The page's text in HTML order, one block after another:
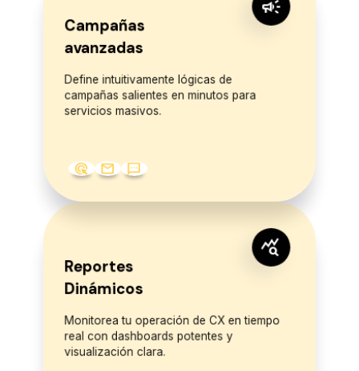
campaign
Campañas
avanzadas
Define intuitivamente lógicas de
campañas salientes en minutos para
servicios masivos.
ads_click mail sms
query_stats
Reportes
Dinámicos
Monitorea tu operación de CX en tiempo
real con dashboards potentes y
visualización clara.